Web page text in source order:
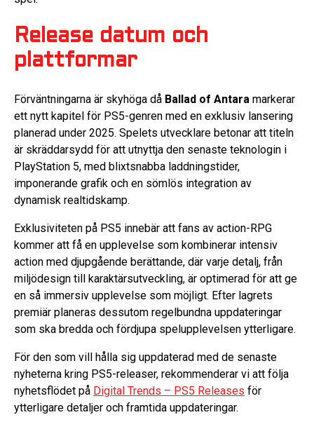
Release datum och
plattformar
Förväntningarna är skyhöga då Ballad of Antara markerar
ett nytt kapitel för PS5-genren med en exklusiv lansering
planerad under 2025. Spelets utvecklare betonar att titeln
är skräddarsydd för att utnyttja den senaste teknologin i
PlayStation 5, med blixtsnabba laddningstider,
imponerande grafik och en sömlös integration av
dynamisk realtidskamp.
Exklusiviteten på PS5 innebär att fans av action-RPG
kommer att få en upplevelse som kombinerar intensiv
action med djupgående berättande, där varje detalj, från
miljödesign till karaktärsutveckling, är optimerad för att ge
en så immersiv upplevelse som möjligt. Efter lagrets
premiär planeras dessutom regelbundna uppdateringar
som ska bredda och fördjupa spelupplevelsen ytterligare.
För den som vill hålla sig uppdaterad med de senaste
nyheterna kring PS5-releaser, rekommenderar vi att följa
nyhetsflödet på Digital Trends – PS5 Releases för
ytterligare detaljer och framtida uppdateringar.